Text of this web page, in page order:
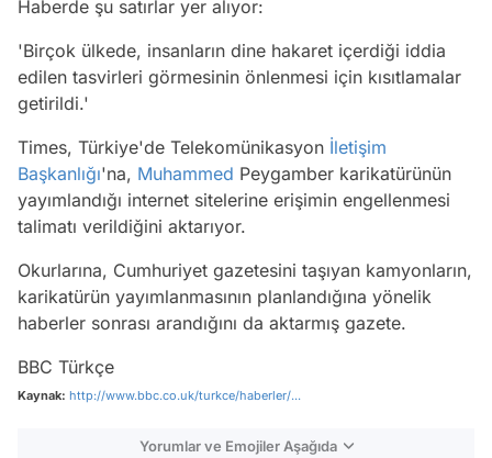
Haberde şu satırlar yer alıyor:
'Birçok ülkede, insanların dine hakaret içerdiği iddia
edilen tasvirleri görmesinin önlenmesi için kısıtlamalar
getirildi.'
Times, Türkiye'de Telekomünikasyon İletişim
Başkanlığı'na, Muhammed Peygamber karikatürünün
yayımlandığı internet sitelerine erişimin engellenmesi
talimatı verildiğini aktarıyor.
Okurlarına, Cumhuriyet gazetesini taşıyan kamyonların,
karikatürün yayımlanmasının planlandığına yönelik
haberler sonrası arandığını da aktarmış gazete.
BBC Türkçe
Kaynak: http://www.bbc.co.uk/turkce/haberler/...
Yorumlar ve Emojiler Aşağıda